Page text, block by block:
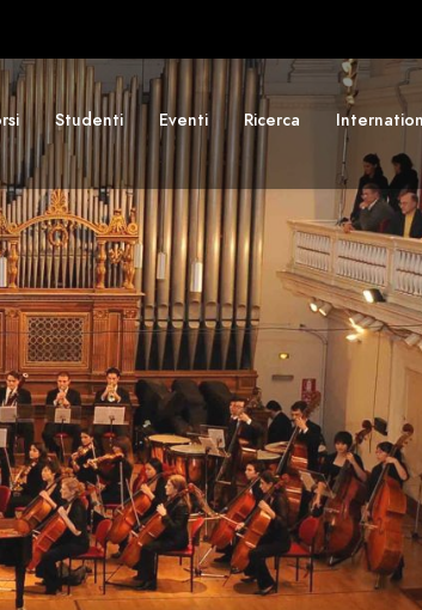
Studenti Eventi Ricerca